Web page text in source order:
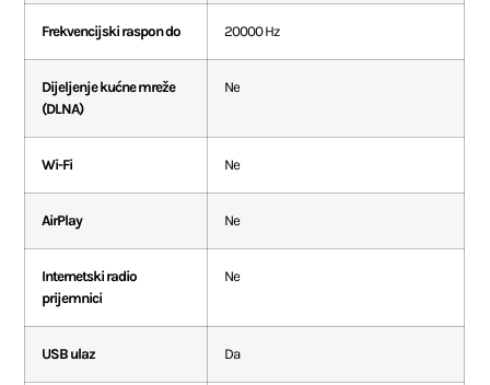
Frekvencijski raspon do 20000 Hz
Dijeljenje kućne mreže
(DLNA)
Ne
Wi-Fi Ne
AirPlay Ne
Internetski radio
prijemnici
Ne
USB ulaz Da